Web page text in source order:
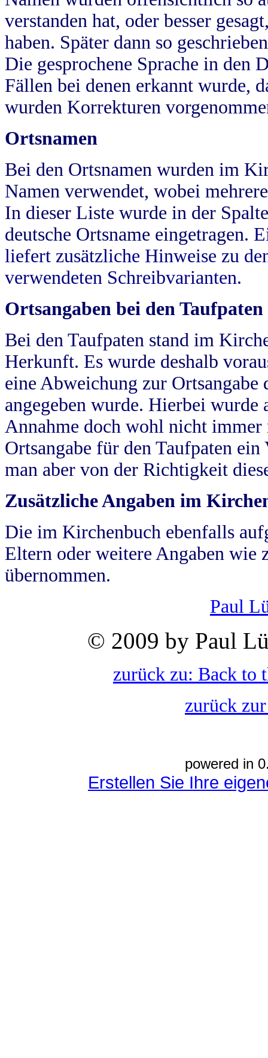
verstanden hat, oder besser
haben. Später dann so
Die gesprochene Sprache in
Fällen bei denen erkannt wurde,
wurden Korrekturen
Ortsnamen
Bei den Ortsnamen wurden im
Namen verwendet, wobei
In dieser Liste wurde in der
deutsche Ortsname eingetragen.
liefert zusätzliche Hinweise zu
verwendeten Schreibvarianten.
Ortsangaben bei den Taufpaten
Bei den Taufpaten stand im
Herkunft. Es wurde deshalb
eine Abweichung zur
angegeben wurde. Hierbei wurde
Annahme doch wohl nicht
Ortsangabe für den Taufpaten
man aber von der Richtigkeit
Zusätzliche Angaben im
Die im Kirchenbuch ebenfalls
Eltern oder weitere Angaben wie
übernommen.
Paul
© 2009 by Paul
zurück zu: Back to
zurück
powered in
Erstellen Sie Ihre